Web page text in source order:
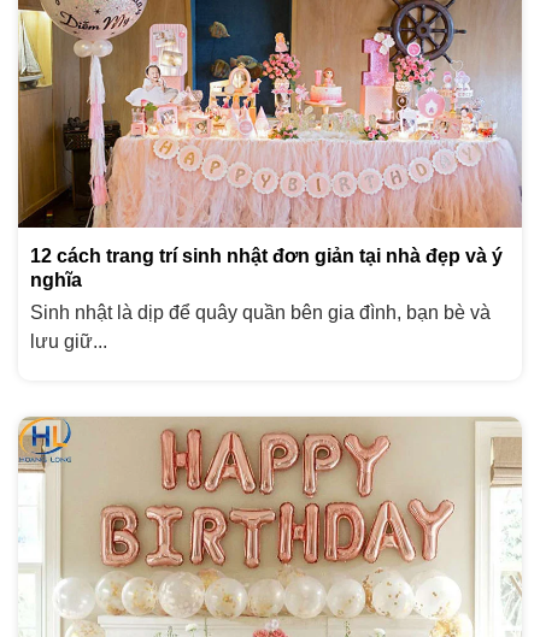
12 cách trang trí sinh nhật đơn giản tại nhà đẹp và ý
nghĩa
Sinh nhật là dịp để quây quần bên gia đình, bạn bè và
lưu giữ...